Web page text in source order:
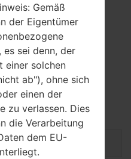
F3
der LG-Firmwaren
Gemäß
der Eigentümer
sei denn, der
einer solchen
ab"), ohne sich
einen der
zu verlassen. Dies
die Verarbeitung
dem EU-